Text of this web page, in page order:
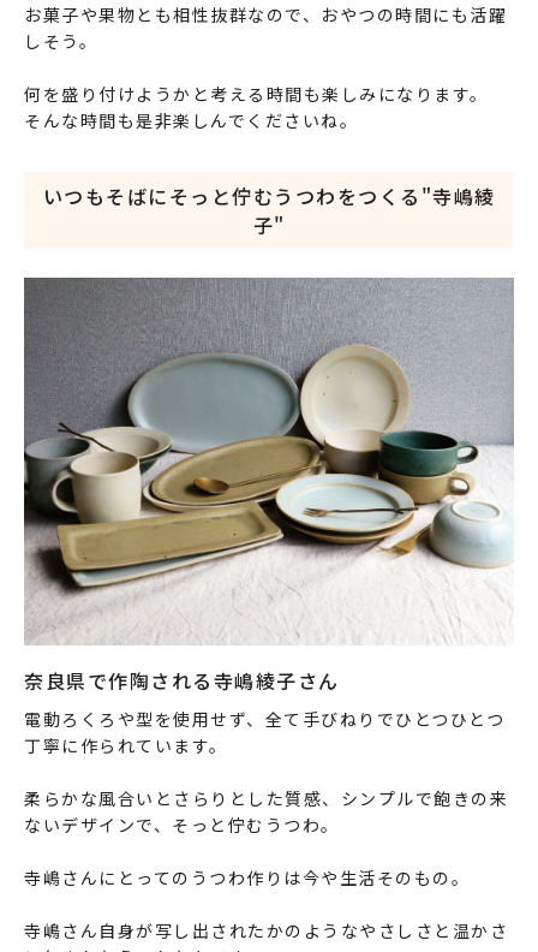
お菓子や果物とも相性抜群なので、おやつの時間にも活躍
しそう。
何を盛り付けようかと考える時間も楽しみになります。
そんな時間も是非楽しんでくださいね。
いつもそばにそっと佇むうつわをつくる"寺嶋綾
子"
奈良県で作陶される寺嶋綾子さん
電動ろくろや型を使用せず、全て手びねりでひとつひとつ
丁寧に作られています。
柔らかな風合いとさらりとした質感、シンプルで飽きの来
ないデザインで、そっと佇むうつわ。
寺嶋さんにとってのうつわ作りは今や生活そのもの。
寺嶋さん自身が写し出されたかのようなやさしさと温かさ